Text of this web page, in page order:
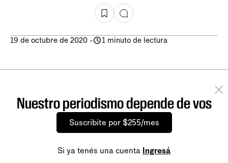
19 de octubre de 2020 - 1 minuto de lectura
Nuestro periodismo depende de vos
Suscribite por $255/mes
Si ya tenés una cuenta Ingresá